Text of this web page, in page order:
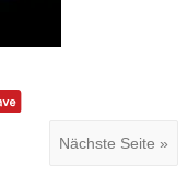
Nächste Seite »